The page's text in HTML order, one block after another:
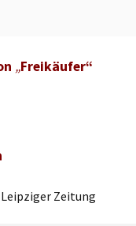
„Freikäufer“
Zeitung